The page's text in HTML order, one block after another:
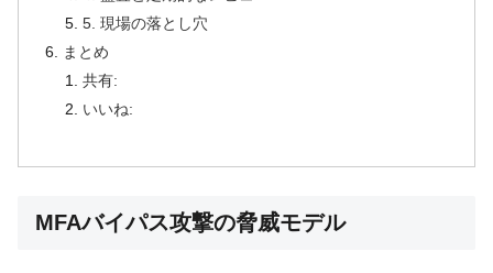
5. 現場の落とし穴
まとめ
共有:
いいね:
MFAバイパス攻撃の脅威モデル